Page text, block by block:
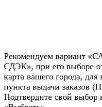
Рекомендуем
СДЭК», при его выборе
карта вашего города,
пункта выдачи заказов
Подтвердите свой выбор